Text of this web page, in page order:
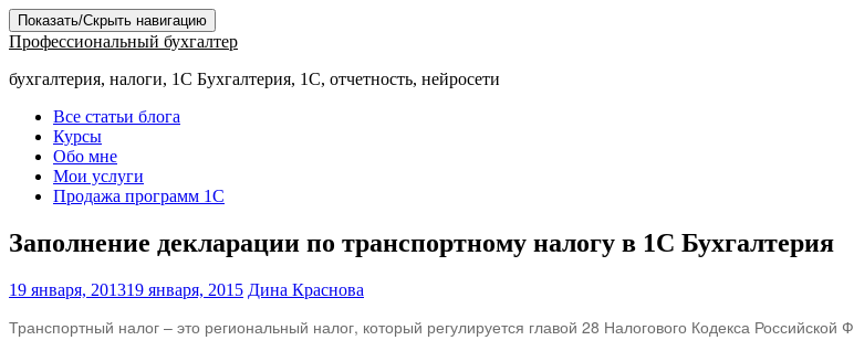
Показать/Скрыть навигацию
Профессиональный бухгалтер
бухгалтерия, налоги, 1С Бухгалтерия, 1С, отчетность, нейросети
Все статьи блога
Курсы
Обо мне
Мои услуги
Продажа программ 1С
Заполнение декларации по транспортному налогу в 1С Бухгалтерия
19 января, 201319 января, 2015 Дина Краснова
Транспортный налог – это региональный налог, который регулируется главой 28 Налогового Кодекса Российской